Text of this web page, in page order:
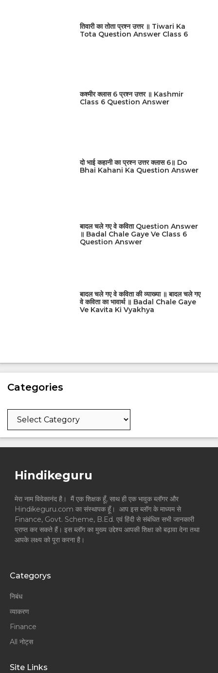
तिवारी का तोता प्रश्न उत्तर ॥ Tiwari Ka
Tota Question Answer Class 6
कश्मीर क्लास 6 प्रश्न उत्तर ॥ Kashmir
Class 6 Question Answer
दो भाई कहानी का प्रश्न उत्तर क्लास 6॥ Do
Bhai Kahani Ka Question Answer
बादल चले गए वे कविता Question Answer
॥ Badal Chale Gaye Ve Class 6
Question Answer
बादल चले गए वे कविता की व्याख्या ॥ बादल चले गए
वे कविता का भावार्थ ॥ Badal Chale Gaye
Ve Kavita Ki Vyakhya
Categories
Categories
Hindikeguru
मेरा नाम विवेकानंद है। मैं एक शिक्षक हूँ, साथ ही एक भावुक ब्लॉगर और
Hindikeguru.com का संस्थापक हूँ। आप इस ब्लॉग के माध्यम से
Finance, Govt. Scheme, B.Ed. एवं हिंदी से संबंधित सभी जानकारी
प्राप्त कर सकते हैं। इस ब्लॉग का मुख्य उद्देश्य आपकी शिक्षा को बढ़ावा देना तथा
आपके लक्ष्य को पूरा करना है।
Categorys
निबंध
व्याकरण
Finance
All नोट्स
Site Links